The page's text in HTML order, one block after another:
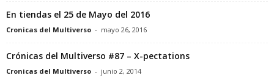
En tiendas el 25 de Mayo del 2016
Cronicas del Multiverso - mayo 26, 2016
Crónicas del Multiverso #87 – X-pectations
Cronicas del Multiverso - junio 2, 2014